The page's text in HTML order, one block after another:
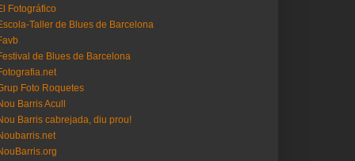
Fotográfico
Taller de Blues de Barcelona
de Blues de Barcelona
Foto Roquetes
Barris Acull
Barris cabrejada, diu prou!